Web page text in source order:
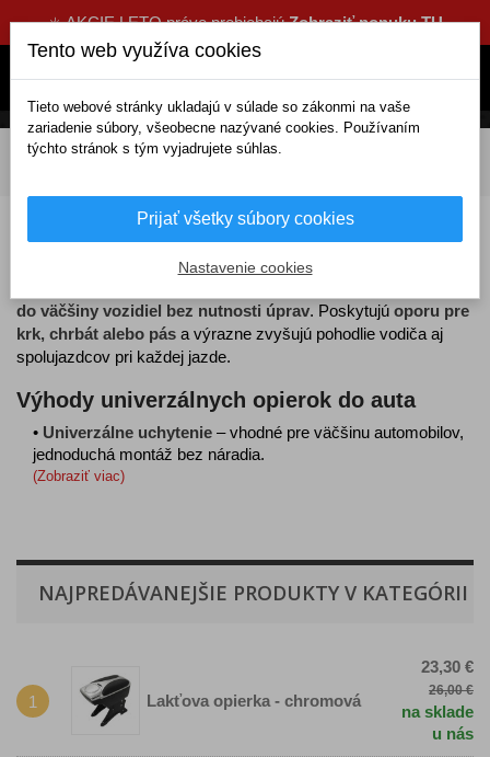
☀️ AKCIE LETO práve prebiehajúZobraziť ponuku TU
DOMOV Interiérové doplnky
Univerzálne opierky do auta
do väčšiny vozidiel bez nutnosti úprav. Poskytujú oporu pre
krk, chrbát alebo pás a výrazne zvyšujú pohodlie vodiča aj
spolujazdcov pri každej jazde.
Výhody univerzálnych opierok do auta
• Univerzálne uchytenie – vhodné pre väčšinu automobilov,
jednoduchá montáž bez náradia.
(Zobraziť viac)
NAJPREDÁVANEJŠIE PRODUKTY V KATEGÓRII
1 Lakťova opierka - chromová
23,30 €
26,00 €
na sklade
u nás
Tento web využíva cookies
Tieto webové stránky ukladajú v súlade so zákonmi na vaše
zariadenie súbory, všeobecne nazývané cookies. Používaním
týchto stránok s tým vyjadrujete súhlas.
Prijať všetky súbory cookies
Nastavenie cookies